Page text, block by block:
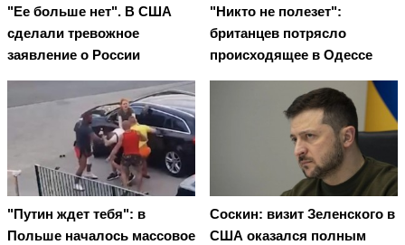
"Ее больше нет". В США
сделали тревожное
заявление о России
"Никто не полезет":
британцев потрясло
происходящее в Одессе
"Путин ждет тебя": в
Польше началось массовое
Соскин: визит Зеленского в
США оказался полным